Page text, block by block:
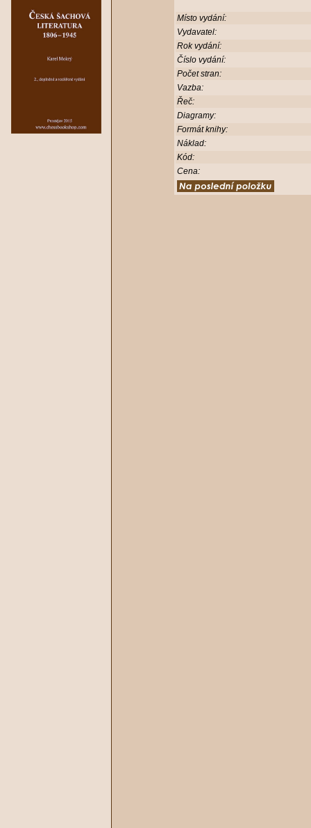
Místo vydání:
Vydavatel:
Rok vydání:
Číslo vydání:
Počet stran:
Vazba:
Řeč:
Diagramy:
Formát knihy:
Náklad:
Kód:
Cena: